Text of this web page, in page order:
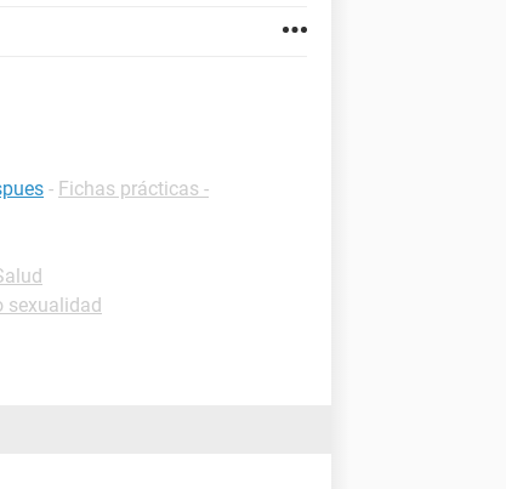
- Fichas prácticas -
sexualidad